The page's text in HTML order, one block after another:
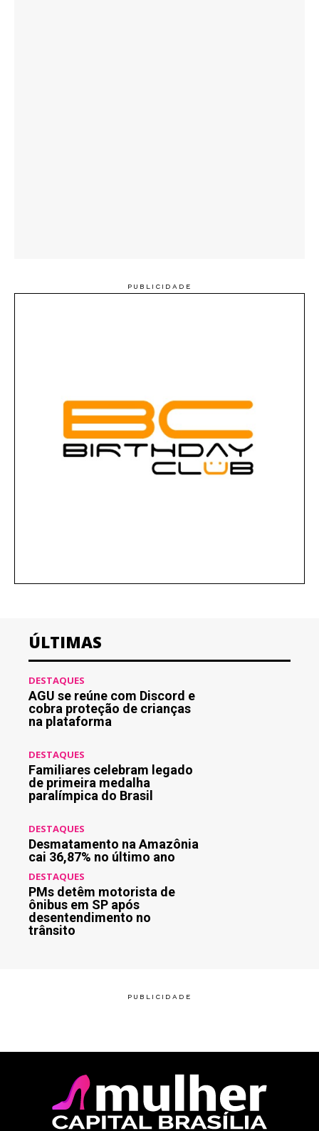
ÚLTIMAS
DESTAQUES
AGU se reúne com Discord e
cobra proteção de crianças
na plataforma
DESTAQUES
Familiares celebram legado
de primeira medalha
paralímpica do Brasil
DESTAQUES
Desmatamento na Amazônia
cai 36,87% no último ano
DESTAQUES
PMs detêm motorista de
ônibus em SP após
desentendimento no
trânsito